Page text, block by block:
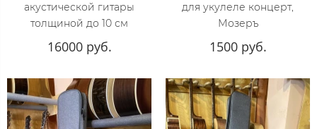
акустической гитары
толщиной до 10 см
16000 руб.
для укулеле концерт,
Мозеръ
1500 руб.